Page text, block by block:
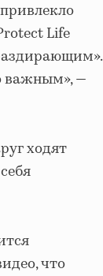
Life
важным», —
ходят
что